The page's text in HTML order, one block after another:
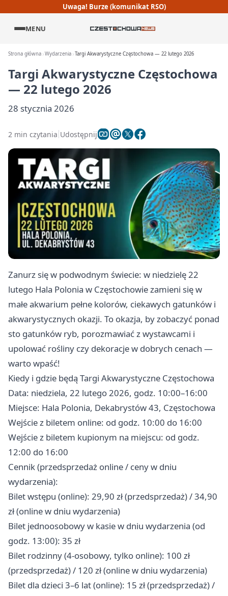
Uwaga! Burze (komunikat RSO)
MENU
Strona główna Wydarzenia Targi Akwarystyczne Częstochowa — 22 lutego 2026
Targi Akwarystyczne Częstochowa
— 22 lutego 2026
28 stycznia 2026
2 min czytania Udostępnij
Zanurz się w podwodnym świecie: w niedzielę 22
lutego Hala Polonia w Częstochowie zamieni się w
małe akwarium pełne kolorów, ciekawych gatunków i
akwarystycznych okazji. To okazja, by zobaczyć ponad
sto gatunków ryb, porozmawiać z wystawcami i
upolować rośliny czy dekoracje w dobrych cenach —
warto wpaść!
Kiedy i gdzie będą Targi Akwarystyczne Częstochowa
Data: niedziela, 22 lutego 2026, godz. 10:00–16:00
Miejsce: Hala Polonia, Dekabrystów 43, Częstochowa
Wejście z biletem online: od godz. 10:00 do 16:00
Wejście z biletem kupionym na miejscu: od godz.
12:00 do 16:00
Cennik (przedsprzedaż online / ceny w dniu
wydarzenia):
Bilet wstępu (online): 29,90 zł (przedsprzedaż) / 34,90
zł (online w dniu wydarzenia)
Bilet jednoosobowy w kasie w dniu wydarzenia (od
godz. 13:00): 35 zł
Bilet rodzinny (4-osobowy, tylko online): 100 zł
(przedsprzedaż) / 120 zł (online w dniu wydarzenia)
Bilet dla dzieci 3–6 lat (online): 15 zł (przedsprzedaż) /